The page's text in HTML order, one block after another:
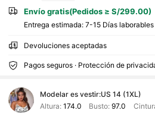
Envío gratis(Pedidos ≥ S/299.00)
Entrega estimada: 7-15 Días laborables
Devoluciones aceptadas
Pagos seguros · Protección de
Modelar es vestir:US 14 (1XL)
Altura: 174.0 Busto:97.0